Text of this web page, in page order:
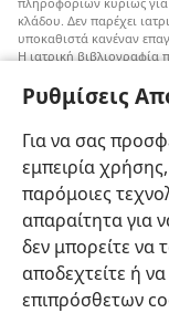
Ρυθμίσεις
Για να σας
εμπειρία
παρόμοιες
απαραίτητα για
δεν μπορείτε να
αποδεχτείτε ή
επιπρόσθετων
κλάδου. Δεν παρέχει
υποκαθιστά κανέναν
Η ιατρική βιβλιογραφία
μπορούν να ληφθούν
τομέα της υγειονομικής
παίρνει αποφάσεις που
επιθυμίες του, τις αξίες
που εμφανίζονται εδώ
Ασθενείς: Να ζητάτε
επαγγελματία στον
ιατρικές παθήσεις ή
άρρωστοι.
Η χρήση αυτού του